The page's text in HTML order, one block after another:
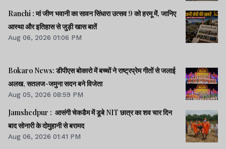
Ranchi : मां जीण भवानी का सावन सिंधारा उत्सव 9 को हरमू में, जानिए
आस्था और इतिहास से जुड़ी खास बातें
Aug 06, 2026 01:06 PM
Bokaro News: डीपीएस बोकारो में बच्चों ने राष्ट्रप्रेम गीतों से जलाई
अलख, सतलज-जमुना सदन बने विजेता
Aug 05, 2026 08:59 PM
Jamshedpur : आसंगी चेकडैम में डूबे NIT छात्र का शव चार दिन
बाद सोनारी के दोमुहानी से बरामद
Aug 06, 2026 01:41 PM